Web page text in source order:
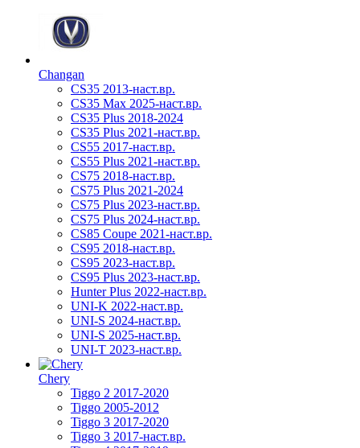
Changan
CS35 2013-наст.вр.
CS35 Max 2025-наст.вр.
CS35 Plus 2018-2024
CS35 Plus 2021-наст.вр.
CS55 2017-наст.вр.
CS55 Plus 2021-наст.вр.
CS75 2018-наст.вр.
CS75 Plus 2021-2024
CS75 Plus 2023-наст.вр.
CS75 Plus 2024-наст.вр.
CS85 Coupe 2021-наст.вр.
CS95 2018-наст.вр.
CS95 2023-наст.вр.
CS95 Plus 2023-наст.вр.
Hunter Plus 2022-наст.вр.
UNI-K 2022-наст.вр.
UNI-S 2024-наст.вр.
UNI-S 2025-наст.вр.
UNI-T 2023-наст.вр.
Chery
Tiggo 2 2017-2020
Tiggo 2005-2012
Tiggo 3 2017-2020
Tiggo 3 2017-наст.вр.